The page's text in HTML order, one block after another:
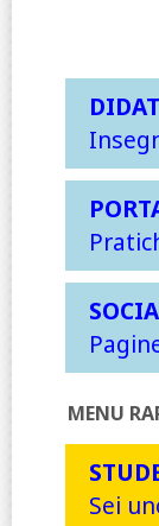
MENU
Sei